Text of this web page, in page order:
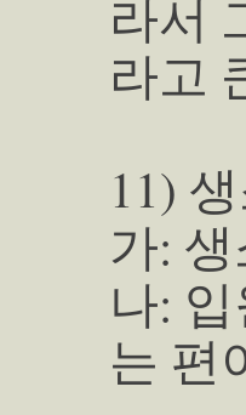
라서
라고
11)
가:
나:
는 편